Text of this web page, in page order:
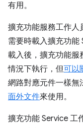
有用。
擴充功能服務工作人
需要時載入擴充功能
載入後，擴充功能服
情況下執行，但可以
網路對應元件一樣
面外文件來使用。
擴充功能 Service 工